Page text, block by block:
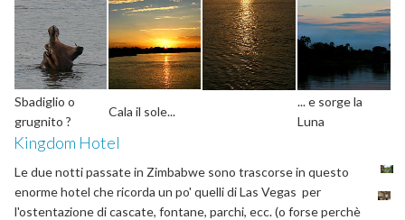
Sbadiglio o
grugnito ?
Cala il sole...
... e sorge la
Luna
Kingdom Hotel
Le due notti passate in Zimbabwe sono trascorse in questo
enorme hotel che ricorda un po' quelli di Las Vegas per
l'ostentazione di cascate, fontane, parchi, ecc. (o forse perchè